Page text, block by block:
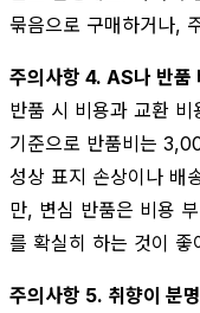
묶음으로 구매하거나,
주의사항 4. AS나 반품
반품 시 비용과 교환
기준으로 반품비는
성상 표지 손상이나 배
만, 변심 반품은 비용
를 확실히 하는 것이 좋
주의사항 5. 취향이 분